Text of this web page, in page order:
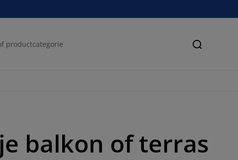
Zoeken
balkon of terras